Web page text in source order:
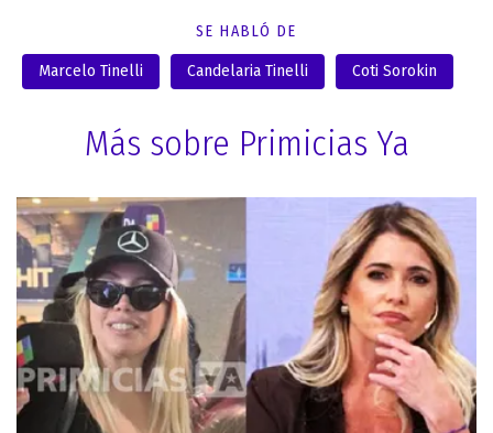
SE HABLÓ DE
Marcelo Tinelli Candelaria Tinelli Coti Sorokin
Más sobre Primicias Ya